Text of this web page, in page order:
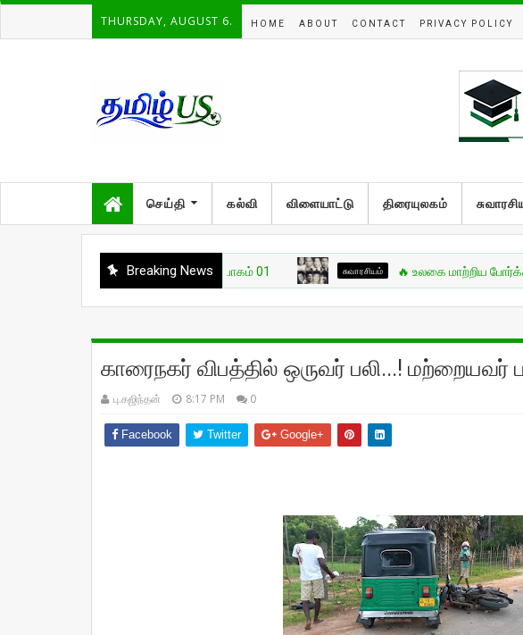
THURSDAY, AUGUST 6. HOME ABOUT CONTACT PRIVACY POLICY
செய்தி கல்வி விளையாட்டு திரையுலகம்
Breaking News சுவாரசியம் 🔥 உலகை மாற்றிய போர்க்கலை
காரைநகர் விபத்தில் ஒருவர் பலி...! மற்றையவர்
பு.கஜிந்தன் 8:17 PM 0
Facebook Twitter Google+